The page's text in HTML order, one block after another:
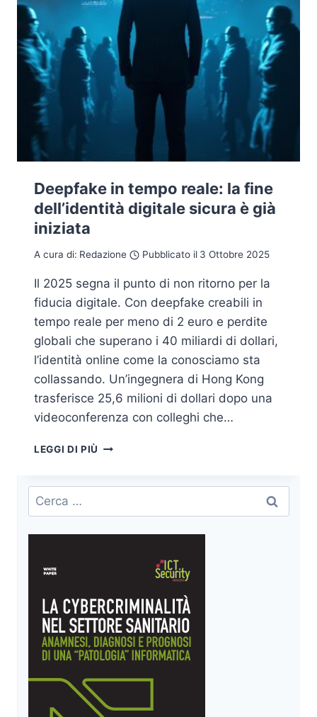
Deepfake in tempo reale: la fine
dell’identità digitale sicura è già
iniziata
A cura di: Redazione Pubblicato il 3 Ottobre 2025
Il 2025 segna il punto di non ritorno per la
fiducia digitale. Con deepfake creabili in
tempo reale per meno di 2 euro e perdite
globali che superano i 40 miliardi di dollari,
l’identità online come la conosciamo sta
collassando. Un’ingegnera di Hong Kong
trasferisce 25,6 milioni di dollari dopo una
videoconferenza con colleghi che…
LEGGI DI PIÙ DEEPFAKE
REALE:
FINE
DELL’IDENTITÀ
INIZIATA
Ricerca
per: